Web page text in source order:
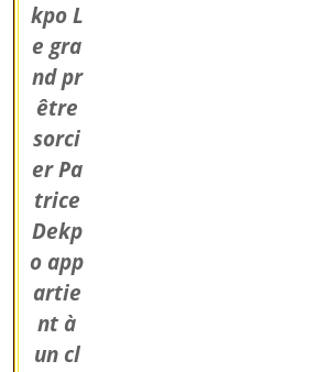
kpo L
e gra
nd pr
être
sorci
er Pa
trice
Dekp
o app
artie
nt à
un cl